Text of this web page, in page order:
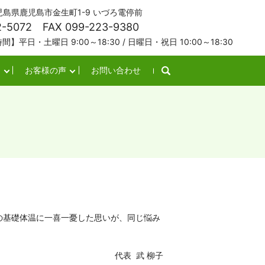
県鹿児島市金生町1-9 いづろ電停前
5072 FAX 099-223-9380
日・土曜日 9:00～18:30 / 日曜日・祝日 10:00～18:30
お客様の声 お問い合わせ
礎体温に一喜一憂した思いが、同じ悩み
代表 武 柳子